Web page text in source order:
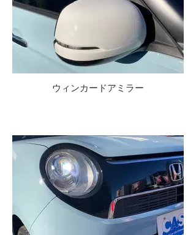
ウィンカードアミラー